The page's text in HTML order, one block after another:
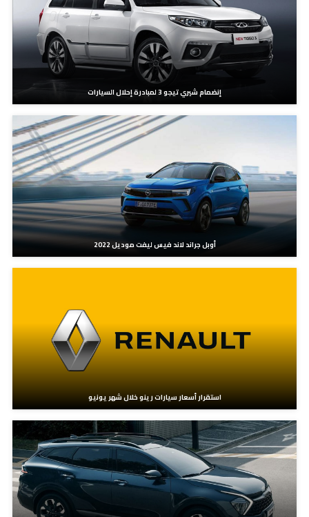
إنضمام شيري تيجو 3 لمبادرة إحلال السيارات
أوبل جراند لاند فيس ليفت موديل 2022
استقرار أسعار سيارات رينو خلال شهر يونيو